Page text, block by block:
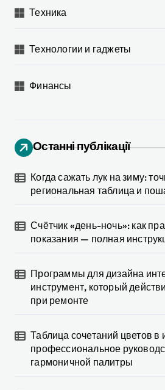
Техника
Технологии и гаджеты
Финансы
Останні публікації
Когда сажать лук на зиму:
региональная таблица и
Счётчик «день-ночь»: как
показания — полная
Программы для дизайна
инструмент, который
при ремонте
Таблица сочетаний цветов в
профессиональное
гармоничной палитры